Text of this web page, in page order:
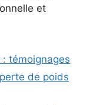
et
témoignages
de poids